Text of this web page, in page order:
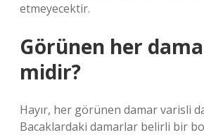
etmeyecektir.
Görünen her
midir?
Hayır, her görünen damar varisli
Bacaklardaki damarlar belirli bir